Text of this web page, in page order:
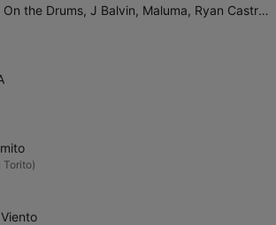
+57 (feat. Ovy On the Drums, J Balvin, Maluma, Ryan Castro & Blessd)
Torito)